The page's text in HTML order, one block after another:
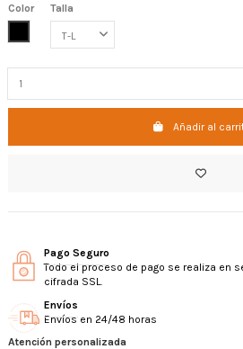
Color
Talla
Añadir al
Pago Seguro
Todo el proceso de pago se realiza en
cifrada SSL.
Envíos
Envíos en 24/48 horas
Atención personalizada